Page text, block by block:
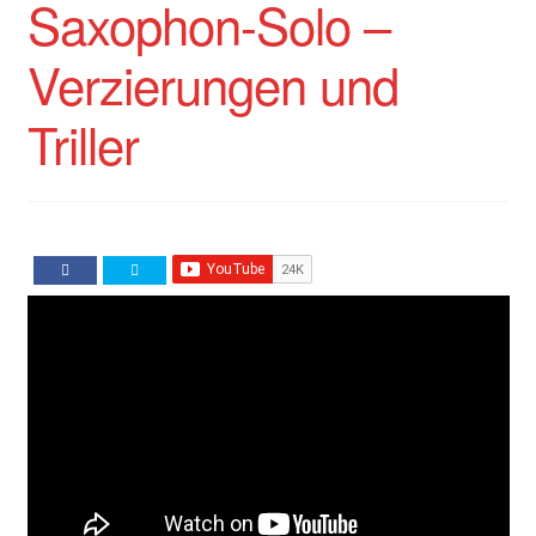
Saxophon-Solo –
Verzierungen und
Triller